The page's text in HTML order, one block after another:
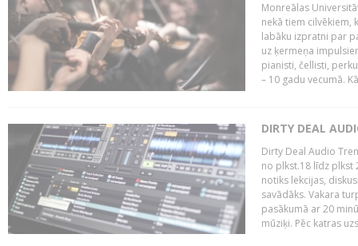
Monreālas
nekā tiem cilvēkiem,
labāku izpratni par
uz ķermeņa
pianisti, čellisti,
– 10 gadu vecumā.
DIRTY DEAL
Dirty Deal Audio
no plkst.18 līdz plkst
notiks lekcijas,
savādāks. Vakara
pasākumā ar 20
mūziķi. Pēc katras